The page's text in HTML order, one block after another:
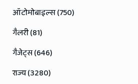
ऑटोमोबाइल्स (750)
गैलरी (81)
गैजेट्स (646)
राज्य (3280)